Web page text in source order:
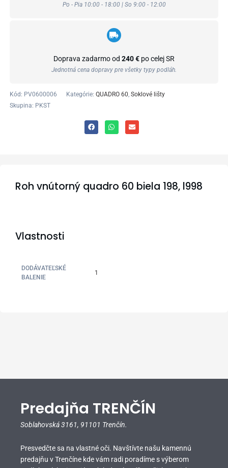
Po - Pia 10:00 - 18:00 | So 9:00 - 12:00
Doprava zadarmo od 240 € po celej SR
Jednotná cena dopravy pre všetky typy podláh.
Kód: PV0600006 Kategórie: QUADRO 60 Soklové lišty
Skupina: PKST
Roh vnútorný quadro 60 biela 198, l998
Vlastnosti
DODÁVATEĽSKÉ
BALENIE
1
Predajňa TRENČÍN
Soblahovská 3161, 91101 Trenčín.
Presvedčte sa na vlastné oči. Navštívte našu kamennú
predajňu v Trenčíne kde vám radi poradíme s výberom